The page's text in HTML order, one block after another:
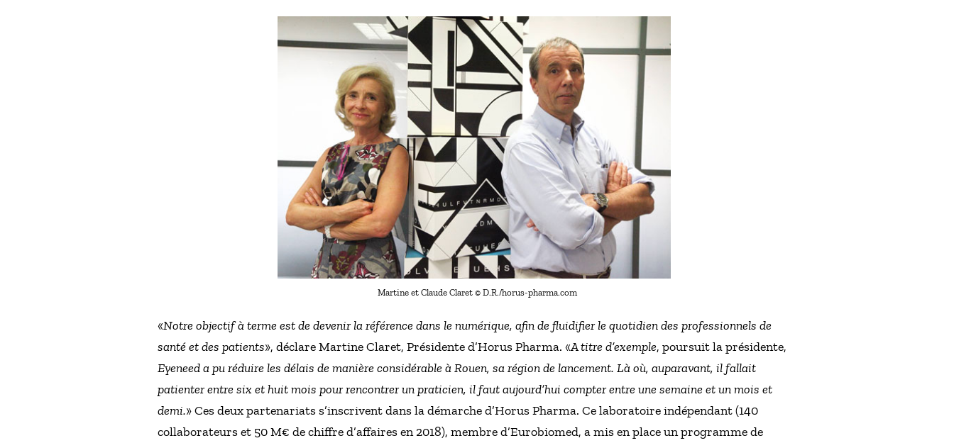
Martine et Claude Claret © D.R./horus-pharma.com
«Notre objectif à terme est de devenir la référence dans le numérique, afin de fluidifier le quotidien des professionnels de
santé et des patients», déclare Martine Claret, Présidente d’Horus Pharma. «A titre d’exemple, poursuit la présidente,
Eyeneed a pu réduire les délais de manière considérable à Rouen, sa région de lancement. Là où, auparavant, il fallait
patienter entre six et huit mois pour rencontrer un praticien, il faut aujourd’hui compter entre une semaine et un mois et
demi.» Ces deux partenariats s’inscrivent dans la démarche d’Horus Pharma. Ce laboratoire indépendant (140
collaborateurs et 50 M€ de chiffre d’affaires en 2018), membre d’Eurobiomed, a mis en place un programme de